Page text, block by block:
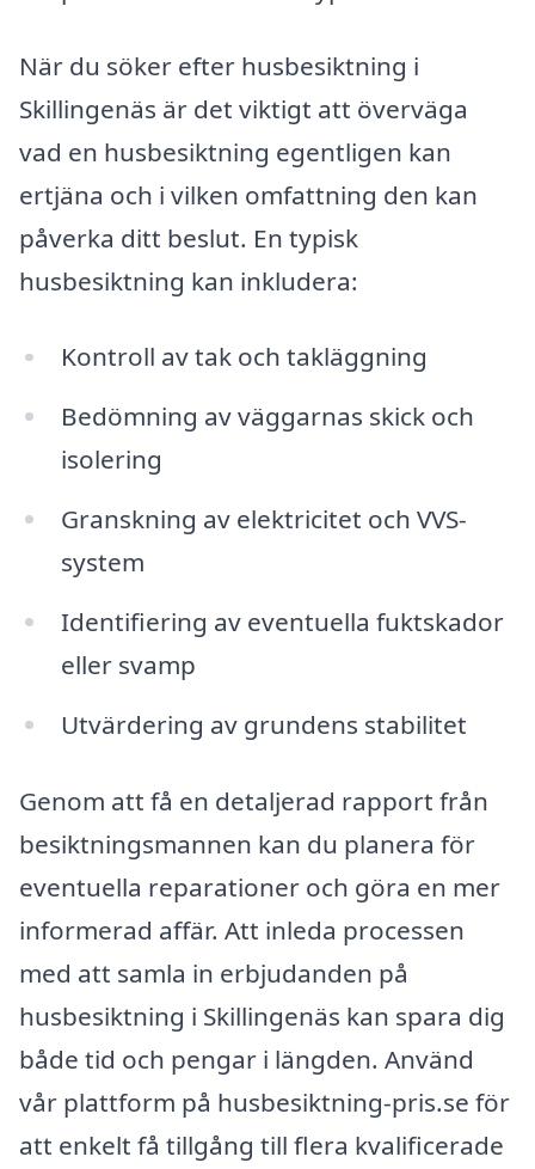
När du söker efter husbesiktning i
Skillingenäs är det viktigt att överväga
vad en husbesiktning egentligen kan
ertjäna och i vilken omfattning den kan
påverka ditt beslut. En typisk
husbesiktning kan inkludera:
Kontroll av tak och takläggning
Bedömning av väggarnas skick och
isolering
Granskning av elektricitet och VVS-
system
Identifiering av eventuella fuktskador
eller svamp
Utvärdering av grundens stabilitet
Genom att få en detaljerad rapport från
besiktningsmannen kan du planera för
eventuella reparationer och göra en mer
informerad affär. Att inleda processen
med att samla in erbjudanden på
husbesiktning i Skillingenäs kan spara dig
både tid och pengar i längden. Använd
vår plattform på husbesiktning-pris.se för
att enkelt få tillgång till flera kvalificerade